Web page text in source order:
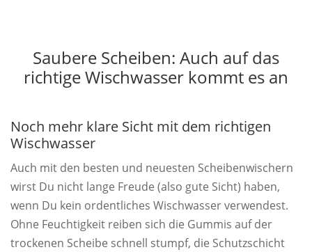
Saubere Scheiben: Auch auf das
richtige Wischwasser kommt es an
Noch mehr klare Sicht mit dem richtigen
Wischwasser
Auch mit den besten und neuesten Scheibenwischern
wirst Du nicht lange Freude (also gute Sicht) haben,
wenn Du kein ordentliches Wischwasser verwendest.
Ohne Feuchtigkeit reiben sich die Gummis auf der
trockenen Scheibe schnell stumpf, die Schutzschicht